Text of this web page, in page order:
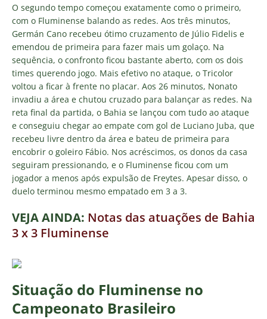
O segundo tempo começou exatamente como o primeiro,
com o Fluminense balando as redes. Aos três minutos,
Germán Cano recebeu ótimo cruzamento de Júlio Fidelis e
emendou de primeira para fazer mais um golaço. Na
sequência, o confronto ficou bastante aberto, com os dois
times querendo jogo. Mais efetivo no ataque, o Tricolor
voltou a ficar à frente no placar. Aos 26 minutos, Nonato
invadiu a área e chutou cruzado para balançar as redes. Na
reta final da partida, o Bahia se lançou com tudo ao ataque
e conseguiu chegar ao empate com gol de Luciano Juba, que
recebeu livre dentro da área e bateu de primeira para
encobrir o goleiro Fábio. Nos acréscimos, os donos da casa
seguiram pressionando, e o Fluminense ficou com um
jogador a menos após expulsão de Freytes. Apesar disso, o
duelo terminou mesmo empatado em 3 a 3.
VEJA AINDA: Notas das atuações de Bahia
3 x 3 Fluminense
Situação do Fluminense no
Campeonato Brasileiro